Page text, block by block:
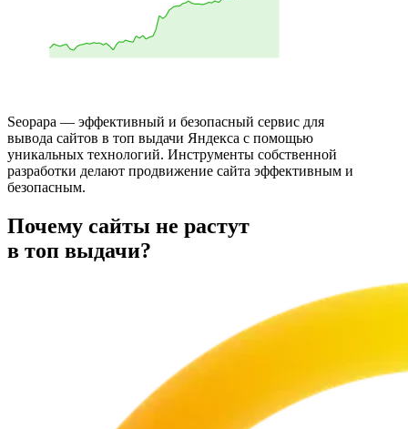
Seopapa — эффективный и безопасный сервис для
вывода сайтов в топ выдачи Яндекса с помощью
уникальных технологий. Инструменты собственной
разработки делают продвижение сайта эффективным и
безопасным.
Почему сайты не растут
в топ выдачи?